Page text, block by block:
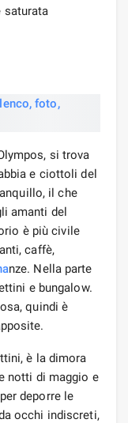
saturata
si trova
e ciottoli del
il che
amanti del
è più civile
caffè,
nze. Nella parte
e bungalow.
quindi è
è la dimora
notti di maggio e
deporre le
occhi indiscreti,